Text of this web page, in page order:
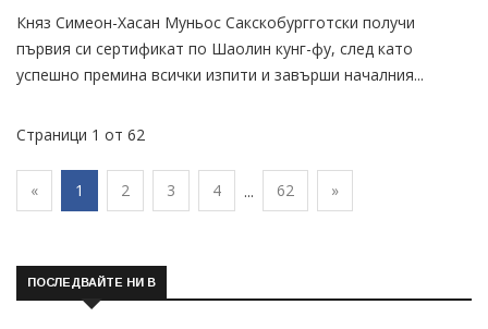
Княз Симеон-Хасан Муньос Сакскобургготски получи
първия си сертификат по Шаолин кунг-фу, след като
успешно премина всички изпити и завърши началния...
Страници 1 от 62
« 1 2 3 4 ... 62 »
ПОСЛЕДВАЙТЕ НИ В